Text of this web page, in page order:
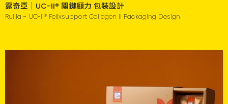
露奇亞｜UC-II® 關鍵顧力 包裝設計
Ruijia - UC-II® Felixsupport Collagen II Packaging Design